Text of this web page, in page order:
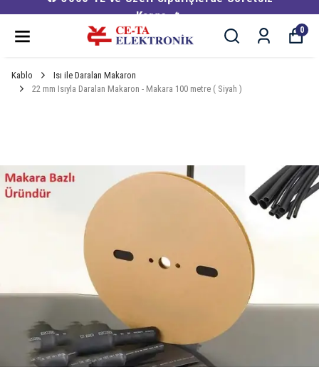
Kargo 🔥
0
Kablo
Isı ile Daralan Makaron
22 mm Isıyla Daralan Makaron - Makara 100 metre ( Siyah )